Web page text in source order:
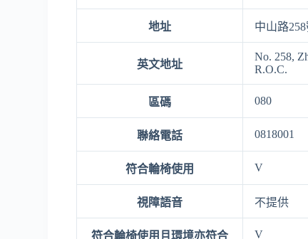
地址 中山路
英文地址
No. 258,
R.O.C.
區碼 080
聯絡電話 0818001
符合輪椅使用 V
視障語音 不提供
符合輪椅使用且環境亦符合 V